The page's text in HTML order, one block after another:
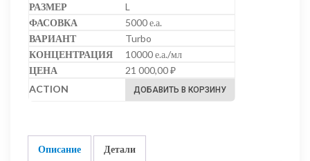
L
5000 е.а.
Turbo
10000 е.а./мл
21 000,00₽
ДОБАВИТЬ В КОРЗИНУ
Описание Детали